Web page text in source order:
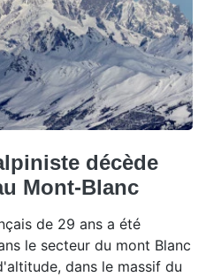
décède
Mont-Blanc
de 29 ans a été
le secteur du mont Blanc
dans le massif du